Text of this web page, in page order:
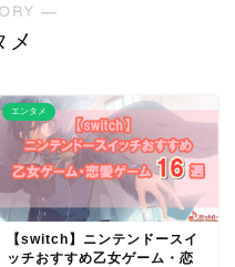
―
メ
エンタメ
【switch】ニンテンドースイ
ッチおすすめ乙女ゲーム・恋